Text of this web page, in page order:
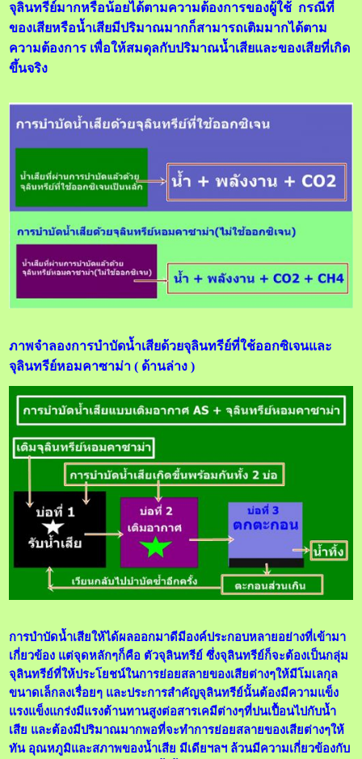
จุลินทรีย์มากหรือน้อยได้ตามความต้องการของผู้ใช้ กรณีที่
ของเสียหรือน้ำเสียมีปริมาณมากก็สามารถเติมมากได้ตาม
ความต้องการ เพื่อให้สมดุลกับปริมาณน้ำเสียและของเสียที่เกิด
ขึ้นจริง
ภาพจำลองการบำบัดน้ำเสียด้วยจุลินทรีย์ที่ใช้ออกซิเจนและ
จุลินทรีย์หอมคาซาม่า ( ด้านล่าง )
การบำบัดน้ำเสียให้ได้ผลออกมาดีมีองค์ประกอบหลายอย่างที่เข้ามา
เกี่ยวข้อง แต่จุดหลักๆก็คือ ตัวจุลินทรีย์ ซึ่งจุลินทรีย์ก็จะต้องเป็นกลุ่ม
จุลินทรีย์ที่ให้ประโยชน์ในการย่อยสลายของเสียต่างๆให้มีโมเลกุล
ขนาดเล็กลงเรื่อยๆ และประการสำคัญจุลินทรีย์นั้นต้องมีความแข็ง
แรงแข็งแกร่งมีแรงต้านทานสูงต่อสารเคมีต่างๆที่ปนเปื้อนไปกับน้ำ
เสีย และต้องมีปริมาณมากพอที่จะทำการย่อยสลายของเสียต่างๆให้
ทัน อุณหภูมิและสภาพของน้ำเสีย มีเดียฯลฯ ล้วนมีความเกี่ยวข้องกับ